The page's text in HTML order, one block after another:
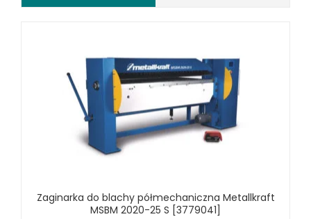
Zaginarka do blachy półmechaniczna Metallkraft
MSBM 2020-25 S [3779041]